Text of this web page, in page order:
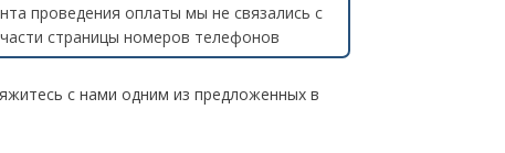
проведения оплаты мы не связались с
страницы номеров телефонов
с нами одним из предложенных в